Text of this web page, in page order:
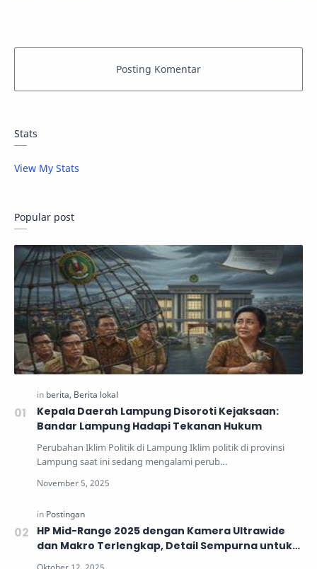
Stats
View My Stats
Popular post
Kepala Daerah Lampung Disoroti Kejaksaan:
Bandar Lampung Hadapi Tekanan Hukum
Perubahan Iklim Politik di Lampung Iklim politik di provinsi
Lampung saat ini sedang mengalami perub…
HP Mid-Range 2025 dengan Kamera Ultrawide
dan Makro Terlengkap, Detail Sempurna untuk
Generasi Muda